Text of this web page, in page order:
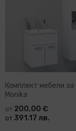
Комплект мебели за
Monika
от 200,00 €
от 391.17 лв.